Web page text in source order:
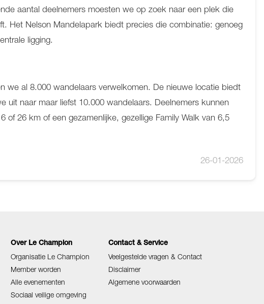
aantal deelnemers moesten we op zoek naar een plek die
Het Nelson Mandelapark biedt precies die combinatie: genoeg
ligging.
we al 8.000 wandelaars verwelkomen. De nieuwe locatie biedt
uit naar maar liefst 10.000 wandelaars. Deelnemers kunnen
of 26 km of een gezamenlijke, gezellige Family Walk van 6,5
26-01-2026
Over Le Champion
Organisatie Le Champion
Member worden
Alle evenementen
Sociaal veilige omgeving
Contact & Service
Veelgestelde vragen & Contact
Disclaimer
Algemene voorwaarden